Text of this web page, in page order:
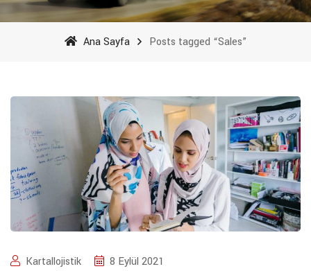
Ana Sayfa Posts tagged “Sales”
Kartallojistik 8 Eylül 2021